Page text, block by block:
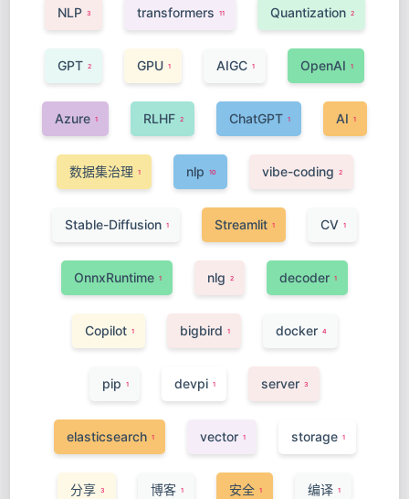
NLP 3 transformers 11 Quantization 2
GPT 2 GPU 1 AIGC 1 OpenAI 1
Azure 1 RLHF 2 ChatGPT 1 AI 1
数据集治理 1 nlp 10 vibe-coding 2
Stable-Diffusion 1 Streamlit 1 CV 1
OnnxRuntime 1 nlg 2 decoder 1
Copilot 1 bigbird 1 docker 4
pip 1 devpi 1 server 3
elasticsearch 1 vector 1 storage 1
分享 3 博客 1 安全 1 编译 1